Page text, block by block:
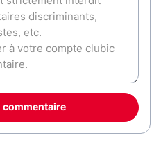
commentaire